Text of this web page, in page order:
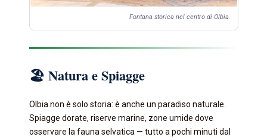
Fontana storica nel centro di Olbia.
🏖️ Natura e Spiagge
Olbia non è solo storia: è anche un paradiso naturale.
Spiagge dorate, riserve marine, zone umide dove
osservare la fauna selvatica — tutto a pochi minuti dal